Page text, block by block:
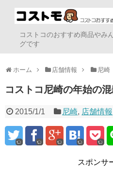
コストコのおすすめ商品やみ
グです
ホーム 店舗情報 尼崎
コストコ尼崎の年始の
2015/1/1 尼崎, 店舗情報
スポンサ